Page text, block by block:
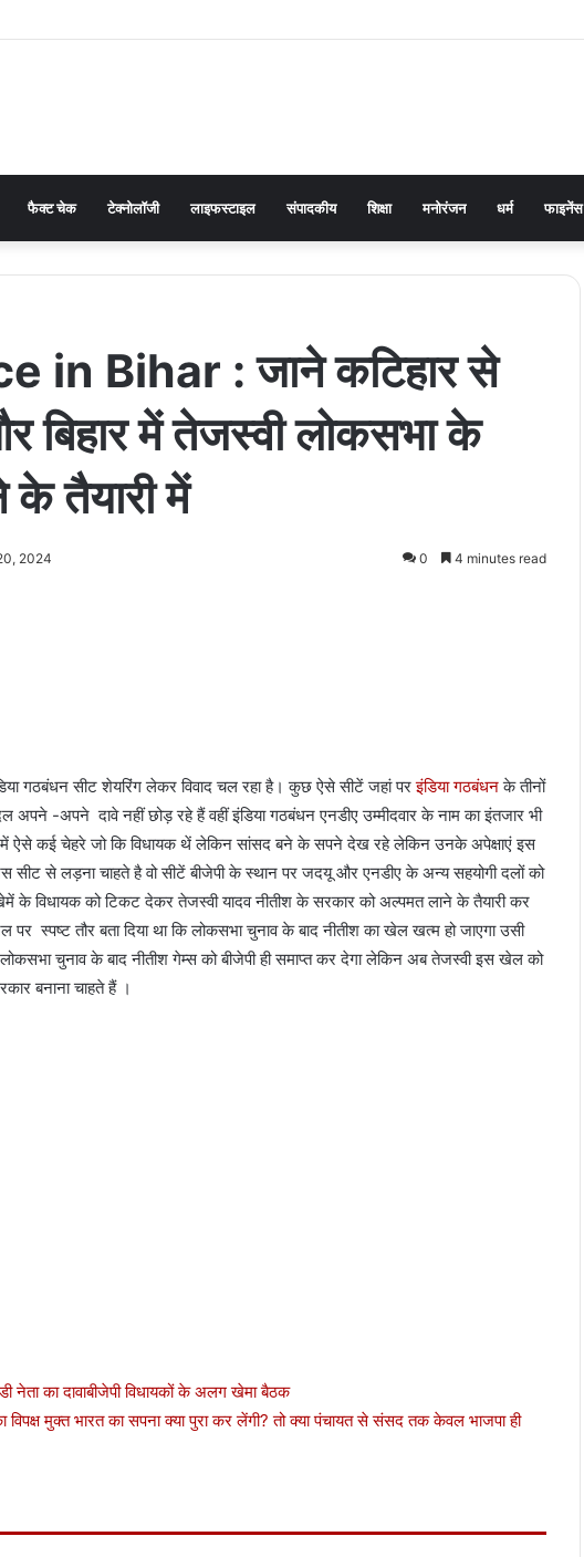
फैक्ट चेक टेक्नोलॉजी लाइफस्टाइल संपादकीय शिक्षा मनोरंजन धर्म फाइनेंस
in Bihar : जाने कटिहार से
बिहार में तेजस्वी लोकसभा के
तैयारी में
2024 0 4 minutes read
गठबंधन सीट शेयरिंग लेकर विवाद चल रहा है। कुछ ऐसे सीटें जहां परइंडिया गठबंधनके तीनों
अपने -अपने दावे नहीं छोड़ रहे हैं वहीं इंडिया गठबंधन एनडीए उम्मीदवार के नाम का इंतजार भी
में ऐसे कई चेहरे जो कि विधायक थें लेकिन सांसद बने के सपने देख रहे लेकिन उनके अपेक्षाएं इस
सीट से लड़ना चाहते है वो सीटें बीजेपी के स्थान पर जदयू और एनडीए के अन्य सहयोगी दलों को
विधायक को टिकट देकर तेजस्वी यादव नीतीश के सरकार को अल्पमत लाने के तैयारी कर
स्पष्ट तौर बता दिया था कि लोकसभा चुनाव के बाद नीतीश का खेल खत्म हो जाएगा उसी
चुनाव के बाद नीतीश गेम्स को बीजेपी ही समाप्त कर देगा लेकिन अब तेजस्वी इस खेल को
बनाना चाहते हैं ‌।
नेता का दावाबीजेपी विधायकों के अलग खेमा बैठक
मुक्त भारत का सपना क्या पुरा कर लेंगी? तो क्या पंचायत से संसद तक केवल भाजपा ही